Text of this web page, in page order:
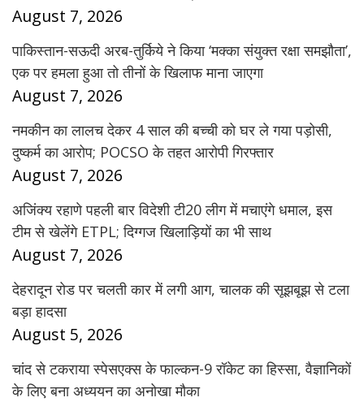
August 7, 2026
पाकिस्तान-सऊदी अरब-तुर्किये ने किया ‘मक्का संयुक्त रक्षा समझौता’,
एक पर हमला हुआ तो तीनों के खिलाफ माना जाएगा
August 7, 2026
नमकीन का लालच देकर 4 साल की बच्ची को घर ले गया पड़ोसी,
दुष्कर्म का आरोप; POCSO के तहत आरोपी गिरफ्तार
August 7, 2026
अजिंक्य रहाणे पहली बार विदेशी टी20 लीग में मचाएंगे धमाल, इस
टीम से खेलेंगे ETPL; दिग्गज खिलाड़ियों का भी साथ
August 7, 2026
देहरादून रोड पर चलती कार में लगी आग, चालक की सूझबूझ से टला
बड़ा हादसा
August 5, 2026
चांद से टकराया स्पेसएक्स के फाल्कन-9 रॉकेट का हिस्सा, वैज्ञानिकों
के लिए बना अध्ययन का अनोखा मौका